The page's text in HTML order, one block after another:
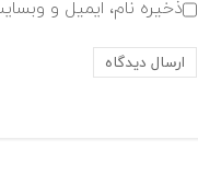
ذخیره نام، ایمیل و